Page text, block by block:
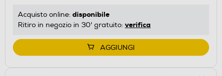
Acquisto online: disponibile
Ritiro in negozio in 30' gratuito: verifica
AGGIUNGI